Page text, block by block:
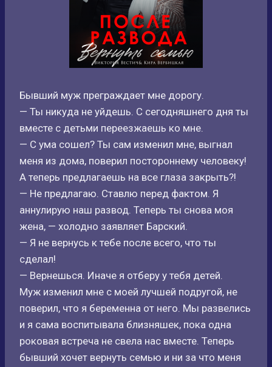
Бывший муж преграждает мне дорогу.
— Ты никуда не уйдешь. С сегодняшнего дня ты
вместе с детьми переезжаешь ко мне.
— С ума сошел? Ты сам изменил мне, выгнал
меня из дома, поверил постороннему человеку!
А теперь предлагаешь на все глаза закрыть?!
— Не предлагаю. Ставлю перед фактом. Я
аннулирую наш развод. Теперь ты снова моя
жена, — холодно заявляет Барский.
— Я не вернусь к тебе после всего, что ты
сделал!
— Вернешься. Иначе я отберу у тебя детей.
Муж изменил мне с моей лучшей подругой, не
поверил, что я беременна от него. Мы развелись
и я сама воспитывала близняшек, пока одна
роковая встреча не свела нас вместе. Теперь
бывший хочет вернуть семью и ни за что меня